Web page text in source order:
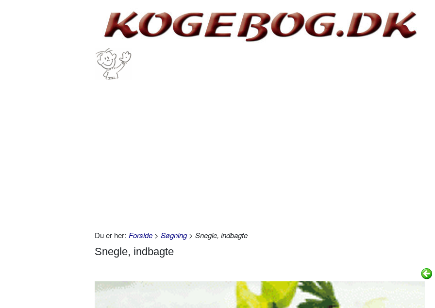
Du er her: Forside > Søgning> Snegle, indbagte
Snegle, indbagte